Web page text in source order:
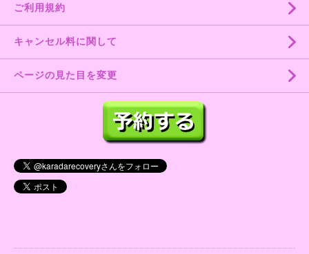
ご利用規約
キャンセル料に関して
ページの見た目を変更